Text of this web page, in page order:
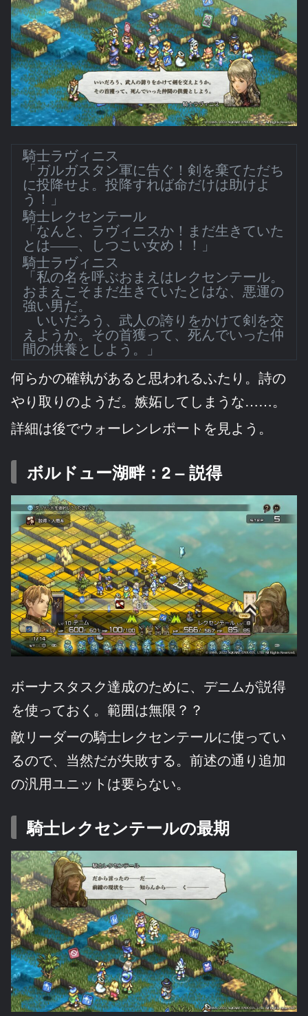
騎士ラヴィニス
「ガルガスタン軍に告ぐ！剣を棄てただち
に投降せよ。投降すれば命だけは助けよ
う！」
騎士レクセンテール
「なんと、ラヴィニスか！まだ生きていた
とは――、しつこい女め！！」
騎士ラヴィニス
「私の名を呼ぶおまえはレクセンテール。
おまえこそまだ生きていたとはな、悪運の
強い男だ。
いいだろう、武人の誇りをかけて剣を交
えようか。その首獲って、死んでいった仲
間の供養としよう。」
何らかの確執があると思われるふたり。詩の
やり取りのようだ。嫉妬してしまうな……。
詳細は後でウォーレンレポートを見よう。
ボルドュー湖畔：2 – 説得
ボーナスタスク達成のために、デニムが説得
を使っておく。範囲は無限？？
敵リーダーの騎士レクセンテールに使ってい
るので、当然だが失敗する。前述の通り追加
の汎用ユニットは要らない。
騎士レクセンテールの最期